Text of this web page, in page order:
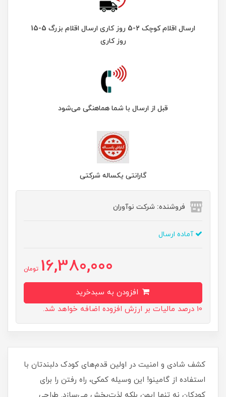
ارسال اقلام کوچک 2-5 روز کاری ارسال اقلام بزرگ 5-15
روز کاری
قبل از ارسال با شما هماهنگی می‌شود
گارانتی یکساله شرکتی
فروشنده: شرکت نوآوران
آماده ارسال
16,380,000 تومان
10 درصد مالیات بر ارزش افزوده اضافه خواهد شد.
کشف شادی و امنیت در اولین قدم‌های کودک دلبندتان با
استفاده از گامینو! این وسیله کمکی، راه رفتن را برای